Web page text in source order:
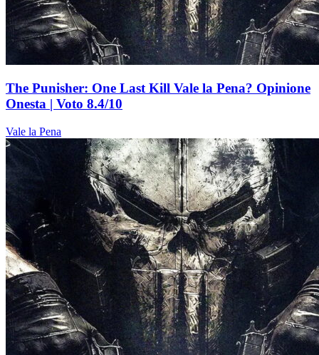
The Punisher: One Last Kill Vale la Pena? Opinione
Onesta | Voto 8.4/10
Vale la Pena